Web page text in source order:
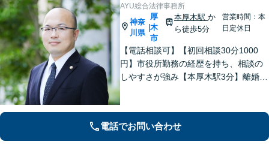
AYU総合法律事務所
神奈
川県
|
厚
木
市
本厚木駅か
ら徒歩5分
営業時間：本
日定休日
【電話相談可】【初回相談30分1000
円】市役所勤務の経歴を持ち、相談の
しやすさが強み【本厚木駅3分】離婚・
一人で抱え込まずにご連絡ください。
電話でお問い合わせ